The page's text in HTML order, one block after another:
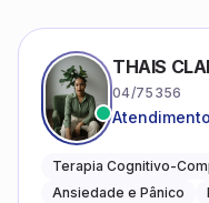
THAIS
04/75356
excessiva
Terapia Cognitivo-
Ansiedade e Pânico